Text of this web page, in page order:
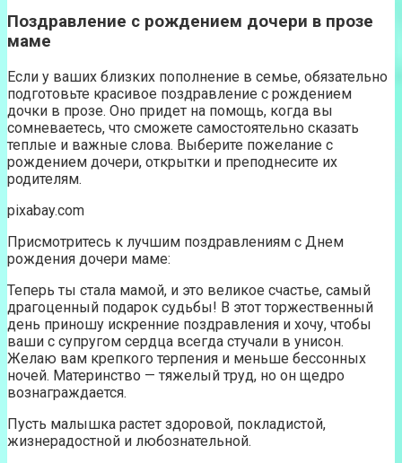
Поздравление с рождением дочери в прозе
маме
Если у ваших близких пополнение в семье, обязательно
подготовьте красивое поздравление с рождением
дочки в прозе. Оно придет на помощь, когда вы
сомневаетесь, что сможете самостоятельно сказать
теплые и важные слова. Выберите пожелание с
рождением дочери, открытки и преподнесите их
родителям.
pixabay.com
Присмотритесь к лучшим поздравлениям с Днем
рождения дочери маме:
Теперь ты стала мамой, и это великое счастье, самый
драгоценный подарок судьбы! В этот торжественный
день приношу искренние поздравления и хочу, чтобы
ваши с супругом сердца всегда стучали в унисон.
Желаю вам крепкого терпения и меньше бессонных
ночей. Материнство — тяжелый труд, но он щедро
вознаграждается.
Пусть малышка растет здоровой, покладистой,
жизнерадостной и любознательной.